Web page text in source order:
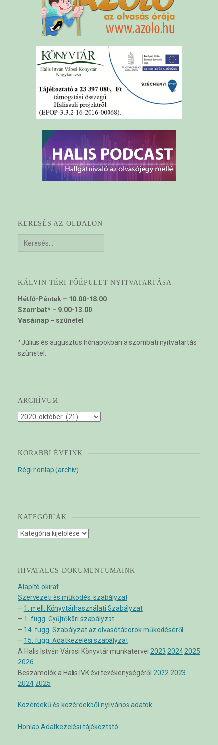
KERESÉS AZ OLDALON
Keresés:
KÁLVIN TÉRI FŐÉPÜLET NYITVATARTÁSA
Hétfő-Péntek – 10.00-18.00
Szombat* – 9.00-13.00
Vasárnap – szünetel
*Július és augusztus hónapokban a szombati nyitvatartás
szünetel.
ARCHÍVUM
Archívum
KORÁBBI ÉVEINK
Régi honlap (archív)
KATEGÓRIÁK
Kategóriák
HIVATALOS DOKUMENTUMAINK
Alapító okirat
Szervezeti és működési szabályzat
– 1. mell. Könyvtárhasználati Szabályzat
– 1. függ. Gyűjtőköri szabályzat
– 14. függ. Szabályzat az olvasótáborok működéséről
– 15. függ. Adatkezelési szabályzat
A Halis István Városi Könyvtár munkatervei 2023 2024 2025
2026
Beszámolók a Halis IVK évi tevékenységéről 2022 2023
2024 2025
Közérdekű és közérdekből nyilvános adatok
Honlap Adatkezelési tájékoztató